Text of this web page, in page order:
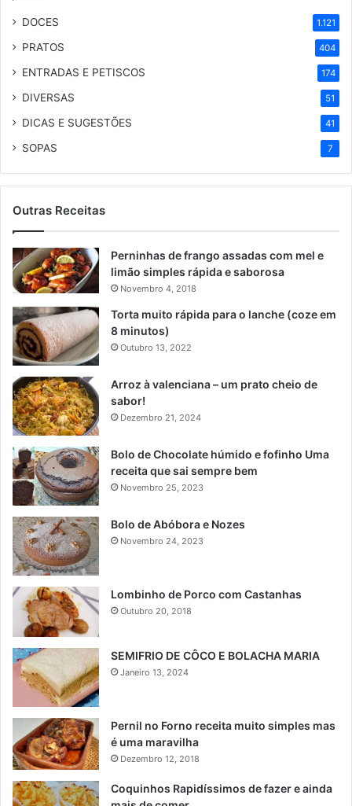
DOCES 1.121
PRATOS 404
ENTRADAS E PETISCOS 174
DIVERSAS 51
DICAS E SUGESTÕES 41
SOPAS 7
Outras Receitas
Perninhas de frango assadas com mel e
limão simples rápida e saborosa
Novembro 4, 2018
Torta muito rápida para o lanche (coze em
8 minutos)
Outubro 13, 2022
Arroz à valenciana – um prato cheio de
sabor!
Dezembro 21, 2024
Bolo de Chocolate húmido e fofinho Uma
receita que sai sempre bem
Novembro 25, 2023
Bolo de Abóbora e Nozes
Novembro 24, 2023
Lombinho de Porco com Castanhas
Outubro 20, 2018
SEMIFRIO DE CÔCO E BOLACHA MARIA
Janeiro 13, 2024
Pernil no Forno receita muito simples mas
é uma maravilha
Dezembro 12, 2018
Coquinhos Rapidíssimos de fazer e ainda